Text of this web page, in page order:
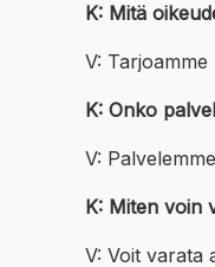
K: Mitä
V:
K: Onko
V:
K: Miten voin
V: Voit varata